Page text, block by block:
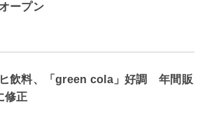
ープン
ヒ飲料、「green cola」好調 年間販
修正